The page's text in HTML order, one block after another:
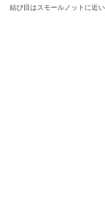
結び目はスモールノットに近